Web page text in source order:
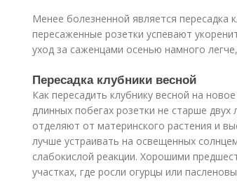
Менее болезненной является пересадка
пересаженные розетки успевают
уход за саженцами осенью намного
Пересадка клубники весной
Как пересадить клубнику весной на
длинных побегах розетки не старше
отделяют от материнского растения и
лучше устраивать на освещенных
слабокислой реакции. Хорошими
участках, где росли огурцы или